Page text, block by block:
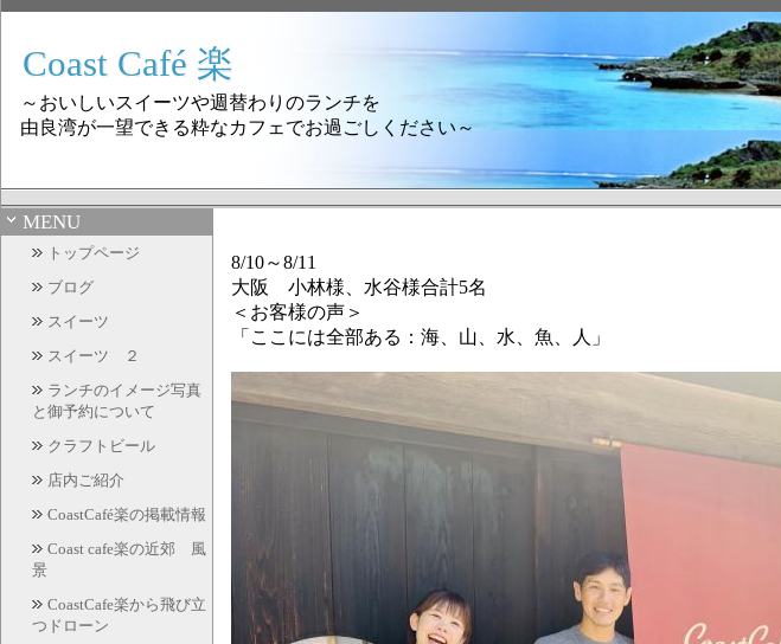
Coast Café 楽
～おいしいスイーツや週替わりのランチを
由良湾が一望できる粋なカフェでお過ごしください～
MENU
トップページ
ブログ
スイーツ
スイーツ ２
ランチのイメージ写真
と御予約について
クラフトビール
店内ご紹介
CoastCafé楽の掲載情報
Coast cafe楽の近郊 風
景
CoastCafe楽から飛び立
つドローン
8/10～8/11
大阪 小林様、水谷様合計5名
＜お客様の声＞
「ここには全部ある：海、山、水、魚、人」